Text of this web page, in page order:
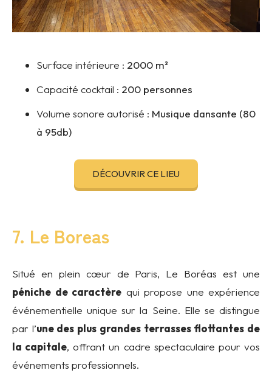
Surface intérieure : 2000 m²
Capacité cocktail : 200 personnes
Volume sonore autorisé : Musique dansante (80
à 95db)
DÉCOUVRIR CE LIEU
7. Le Boreas
Situé en plein cœur de Paris, Le Boréas est une
péniche de caractère qui propose une expérience
événementielle unique sur la Seine. Elle se distingue
par l’une des plus grandes terrasses flottantes de
la capitale, offrant un cadre spectaculaire pour vos
événements professionnels.